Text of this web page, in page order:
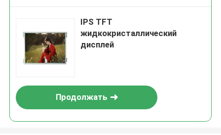
IPS TFT
жидкокристаллический
дисплей
Продолжать